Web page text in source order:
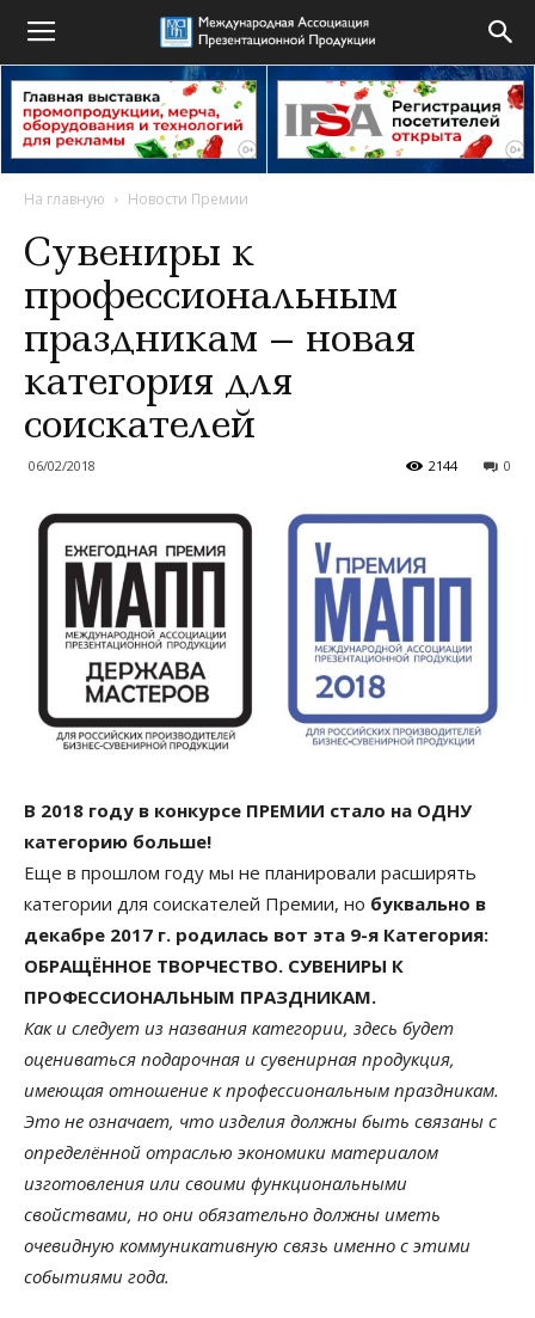
На главную Новости Премии
Сувениры к
профессиональным
праздникам – новая
категория для
соискателей
06/02/2018 0
2144
В 2018 году в конкурсе ПРЕМИИ стало на ОДНУ
категорию больше!
Еще в прошлом году мы не планировали расширять
категории для соискателей Премии, но буквально в
декабре 2017 г. родилась вот эта 9-я Категория:
ОБРАЩЁННОЕ ТВОРЧЕСТВО. СУВЕНИРЫ К
ПРОФЕССИОНАЛЬНЫМ ПРАЗДНИКАМ.
Как и следует из названия категории, здесь будет
оцениваться подарочная и сувенирная продукция,
имеющая отношение к профессиональным праздникам.
Это не означает, что изделия должны быть связаны с
определённой отраслью экономики материалом
изготовления или своими функциональными
свойствами, но они обязательно должны иметь
очевидную коммуникативную связь именно с этими
событиями года.